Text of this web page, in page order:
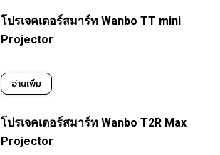
โปรเจคเตอร์สมาร์ท Wanbo TT mini
Projector
อ่านเพิ่ม
โปรเจคเตอร์สมาร์ท Wanbo T2R Max
Projector